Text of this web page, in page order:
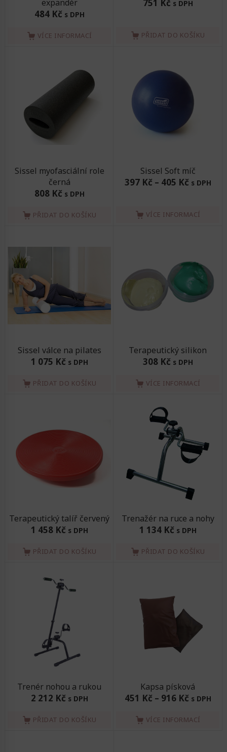
expandér
484 Kč s DPH
VÍCE INFORMACÍ
751 Kč s DPH
PŘIDAT DO KOŠÍKU
Sissel myofasciální role
černá
808 Kč s DPH
PŘIDAT DO KOŠÍKU
Sissel Soft míč
397 Kč– 405 Kč s DPH
VÍCE INFORMACÍ
Sissel válce na pilates
1 075 Kč s DPH
PŘIDAT DO KOŠÍKU
Terapeutický silikon
308 Kč s DPH
VÍCE INFORMACÍ
Terapeutický talíř červený
1 458 Kč s DPH
PŘIDAT DO KOŠÍKU
Trenažér na ruce a nohy
1 134 Kč s DPH
PŘIDAT DO KOŠÍKU
Trenér nohou a rukou
2 212 Kč s DPH
PŘIDAT DO KOŠÍKU
Kapsa písková
451 Kč– 916 Kč s DPH
VÍCE INFORMACÍ